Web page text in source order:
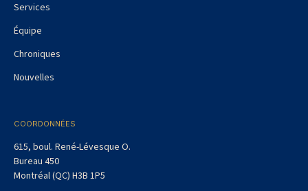
Services
Équipe
Chroniques
Nouvelles
COORDONNÉES
615, boul. René-Lévesque O.
Bureau 450
Montréal (QC) H3B 1P5